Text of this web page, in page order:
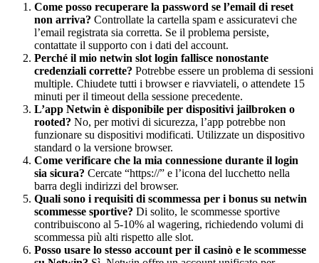
Come posso recuperare la password se l’email di reset
non arriva? Controllate la cartella spam e assicuratevi che
l’email registrata sia corretta. Se il problema persiste,
contattate il supporto con i dati del account.
Perché il mio netwin slot login fallisce nonostante
credenziali corrette? Potrebbe essere un problema di sessioni
multiple. Chiudete tutti i browser e riavviateli, o attendete 15
minuti per il timeout della sessione precedente.
L’app Netwin è disponibile per dispositivi jailbroken o
rooted? No, per motivi di sicurezza, l’app potrebbe non
funzionare su dispositivi modificati. Utilizzate un dispositivo
standard o la versione browser.
Come verificare che la mia connessione durante il login
sia sicura? Cercate “https://” e l’icona del lucchetto nella
barra degli indirizzi del browser.
Quali sono i requisiti di scommessa per i bonus su netwin
scommesse sportive? Di solito, le scommesse sportive
contribuiscono al 5-10% al wagering, richiedendo volumi di
scommessa più alti rispetto alle slot.
Posso usare lo stesso account per il casinò e le scommesse